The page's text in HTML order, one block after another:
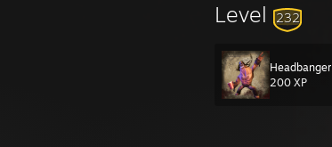
Level 232
Headbanger
200 XP